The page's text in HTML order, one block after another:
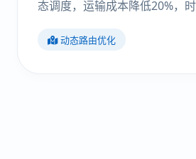
态调度，运输成本降低20%，时
动态路由优化